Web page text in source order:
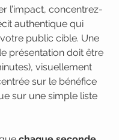
l’impact, concentrez-
authentique qui
public cible. Une
présentation doit être
visuellement
sur le bénéfice
sur une simple liste